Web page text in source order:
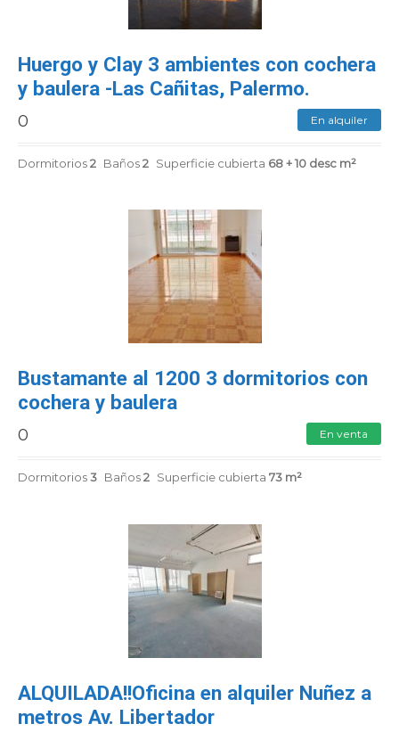
Huergo y Clay 3 ambientes con cochera
y baulera -Las Cañitas, Palermo.
0 En alquiler
Dormitorios2 Baños2 Superficie cubierta 68 + 10 desc m²
Bustamante al 1200 3 dormitorios con
cochera y baulera
0 En venta
Dormitorios3 Baños2 Superficie cubierta 73 m²
ALQUILADA!!Oficina en alquiler Nuñez a
metros Av. Libertador